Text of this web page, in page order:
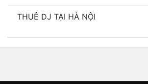
THUÊ DJ TẠI HÀ NỘI